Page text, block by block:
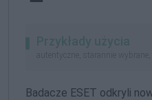
Przykłady użycia
autentyczne, starannie wybrane,
Badacze ESET odkryli